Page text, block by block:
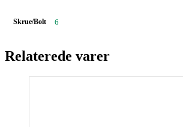
Skrue/Bolt 6
Relaterede varer